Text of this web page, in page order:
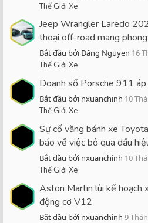
Thế Giới Xe
Jeep Wrangler Laredo
thoại off-road mang
Bắt đầu bởi Đăng Nguyen 16
Thế Giới Xe
Doanh số Porsche 911
Bắt đầu bởi nxuanchinh 10
Thế Giới Xe
Sự cố văng bánh xe
báo về việc bỏ qua dấu
Bắt đầu bởi nxuanchinh 10
Thế Giới Xe
Aston Martin lùi kế hoạch
động cơ V12
Bắt đầu bởi nxuanchinh 9